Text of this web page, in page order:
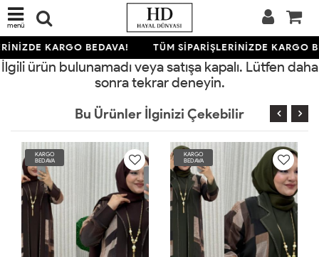
menü
KARGO BEDAVA! TÜM SİPARİŞLERİNİZDE KARGO
İlgili ürün bulunamadı veya satışa kapalı. Lütfen daha
sonra tekrar deneyin.
Bu Ürünler İlginizi Çekebilir
KARGO
BEDAVA
KARGO
BEDAVA